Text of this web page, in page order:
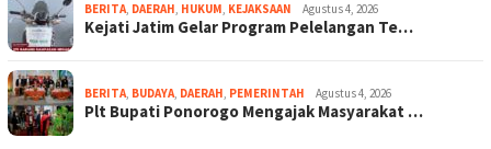
BERITA, DAERAH, HUKUM, KEJAKSAAN Agustus 4, 2026
Kejati Jatim Gelar Program Pelelangan Te…
BERITA, BUDAYA, DAERAH, PEMERINTAH Agustus 4, 2026
Plt Bupati Ponorogo Mengajak Masyarakat …